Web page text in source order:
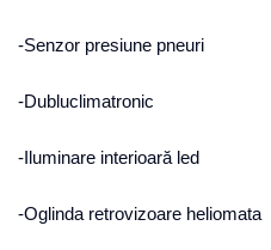
-Senzor presiune pneuri
-Dubluclimatronic
-Iluminare interioară led
-Oglinda retrovizoare heliomata